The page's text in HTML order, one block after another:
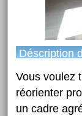
Déscription
Vous voulez
réorienter
un cadre